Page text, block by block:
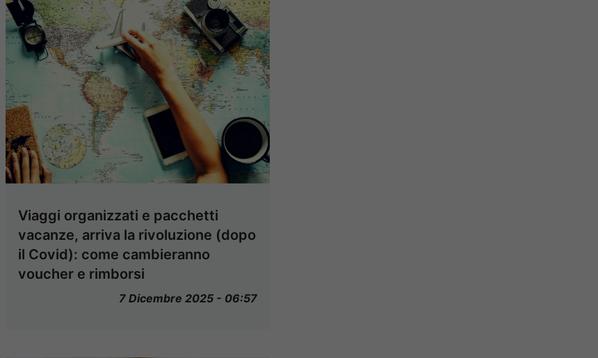
Viaggi organizzati e pacchetti
vacanze, arriva la rivoluzione (dopo
il Covid): come cambieranno
voucher e rimborsi
7 Dicembre 2025 - 06:57